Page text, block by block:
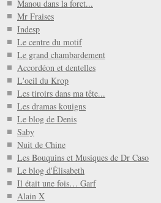
Manou dans la foret...
Mr Fraises
Indesp
Le centre du motif
Le grand chambardement
Accordéon et dentelles
L'oeil du Krop
Les tiroirs dans ma tête...
Les dramas kouigns
Le blog de Denis
Saby
Nuit de Chine
Les Bouquins et Musiques de Dr Caso
Le blog d'Élisabeth
Il était une fois… Garf
Alain X